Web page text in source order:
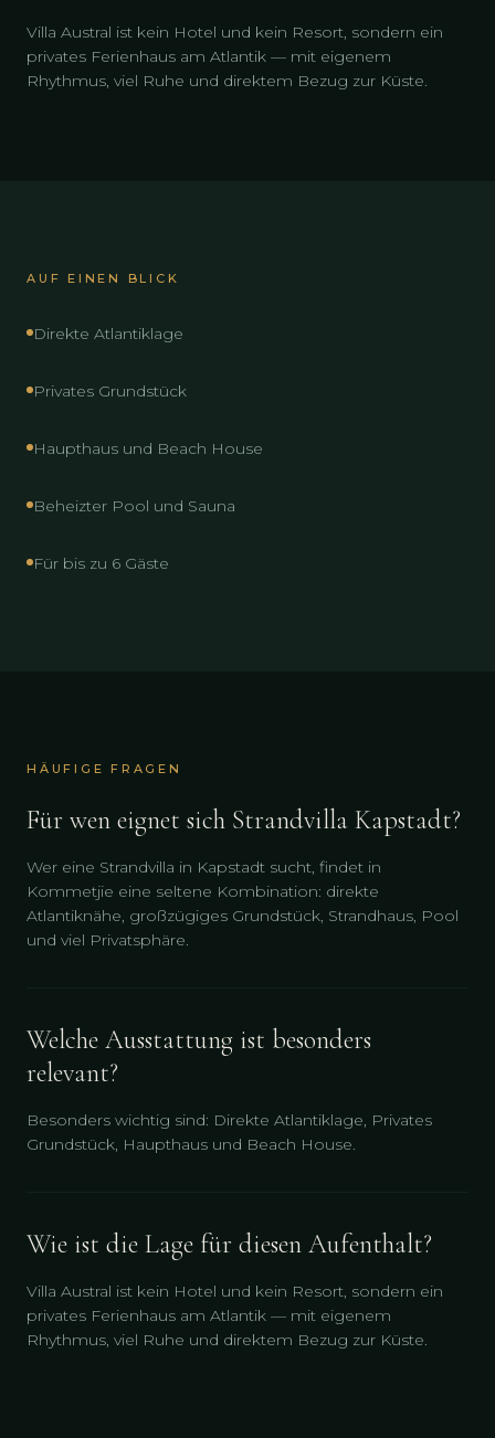
Villa Austral ist kein Hotel und kein Resort, sondern ein
privates Ferienhaus am Atlantik — mit eigenem
Rhythmus, viel Ruhe und direktem Bezug zur Küste.
AUF EINEN BLICK
Direkte Atlantiklage
Privates Grundstück
Haupthaus und Beach House
Beheizter Pool und Sauna
Für bis zu 6 Gäste
HÄUFIGE FRAGEN
Für wen eignet sich Strandvilla Kapstadt?
Wer eine Strandvilla in Kapstadt sucht, findet in
Kommetjie eine seltene Kombination: direkte
Atlantiknähe, großzügiges Grundstück, Strandhaus, Pool
und viel Privatsphäre.
Welche Ausstattung ist besonders
relevant?
Besonders wichtig sind: Direkte Atlantiklage, Privates
Grundstück, Haupthaus und Beach House.
Wie ist die Lage für diesen Aufenthalt?
Villa Austral ist kein Hotel und kein Resort, sondern ein
privates Ferienhaus am Atlantik — mit eigenem
Rhythmus, viel Ruhe und direktem Bezug zur Küste.